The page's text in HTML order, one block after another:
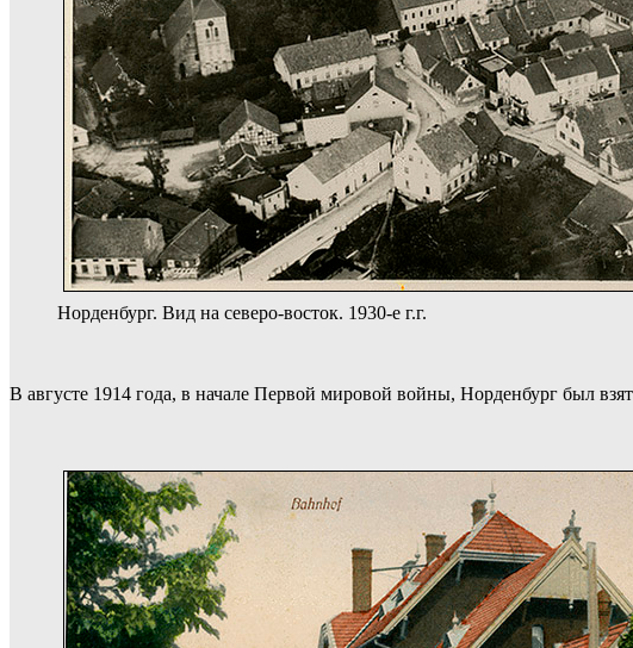
Норденбург. Вид на северо-восток. 1930-е г.г.
В августе 1914 года, в начале Первой мировой войны, Норденбург был